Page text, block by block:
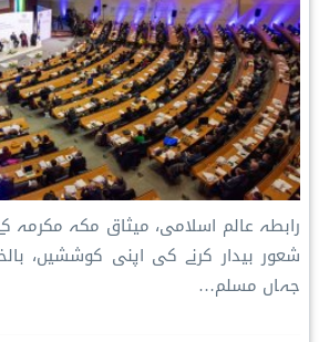
رابطہ عالم اسلامی، میثاق مکہ مکرمہ
شعور بیدار کرنے کی اپنی کوششیں،
جہاں مسلم…